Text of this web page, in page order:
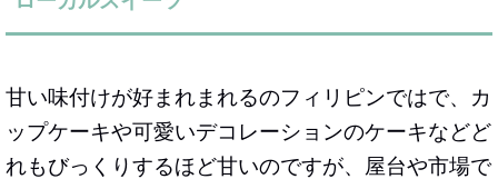
甘い味付けが好まれまれるのフィリピンではで、カ
ップケーキや可愛いデコレーションのケーキなどど
れもびっくりするほど甘いのですが、屋台や市場で